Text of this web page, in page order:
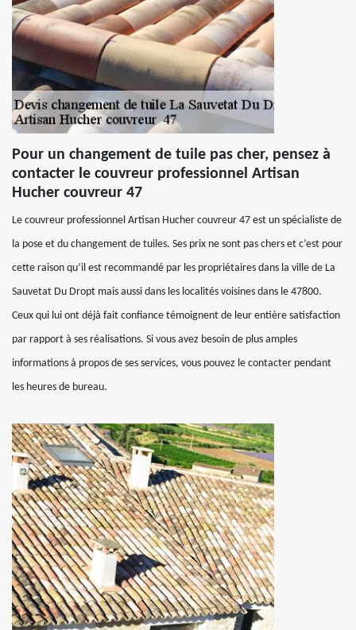
Pour un changement de tuile pas cher, pensez à
contacter le couvreur professionnel Artisan
Hucher couvreur 47
Le couvreur professionnel Artisan Hucher couvreur 47 est un spécialiste de
la pose et du changement de tuiles. Ses prix ne sont pas chers et c’est pour
cette raison qu’il est recommandé par les propriétaires dans la ville de La
Sauvetat Du Dropt mais aussi dans les localités voisines dans le 47800.
Ceux qui lui ont déjà fait confiance témoignent de leur entière satisfaction
par rapport à ses réalisations. Si vous avez besoin de plus amples
informations à propos de ses services, vous pouvez le contacter pendant
les heures de bureau.